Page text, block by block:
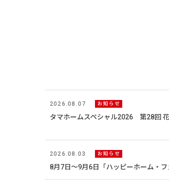
2026.08.07 お知らせ
タマホームスペシャル2026 第28回
2026.08.03 お知らせ
8月7日～9月6日「ハッピーホーム・